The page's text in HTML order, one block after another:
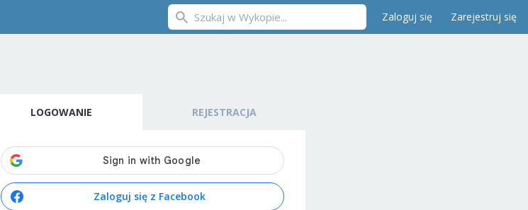
Zaloguj się Zarejestruj się
LOGOWANIE REJESTRACJA
Zaloguj się z Facebook